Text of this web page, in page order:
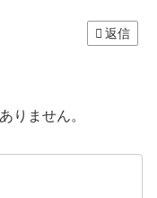
返信
りません。